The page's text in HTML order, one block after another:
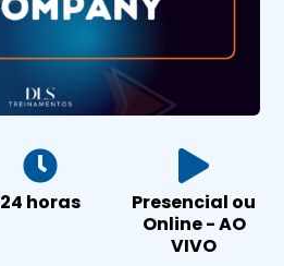
24 horas
Presencial ou
Online - AO
VIVO